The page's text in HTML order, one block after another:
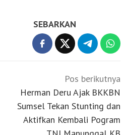
SEBARKAN
Pos berikutnya
Herman Deru Ajak BKKBN
Sumsel Tekan Stunting dan
Aktifkan Kembali Pogram